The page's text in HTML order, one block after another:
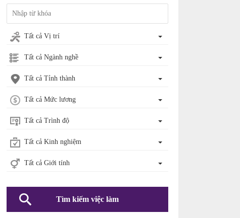
Tất cả Vị trí
Tất cả Ngành nghề
Tất cả Tỉnh thành
Tất cả Mức lương
Tất cả Trình độ
Tất cả Kinh nghiệm
Tất cả Giới tính
Tìm kiếm việc làm